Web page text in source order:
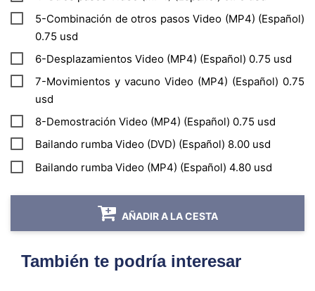
5-Combinación de otros pasos Video (MP4) (Español)
0.75 usd
6-Desplazamientos Video (MP4) (Español) 0.75 usd
7-Movimientos y vacuno Video (MP4) (Español) 0.75
usd
8-Demostración Video (MP4) (Español) 0.75 usd
Bailando rumba Video (DVD) (Español) 8.00 usd
Bailando rumba Video (MP4) (Español) 4.80 usd
AÑADIR A LA CESTA
También te podría interesar